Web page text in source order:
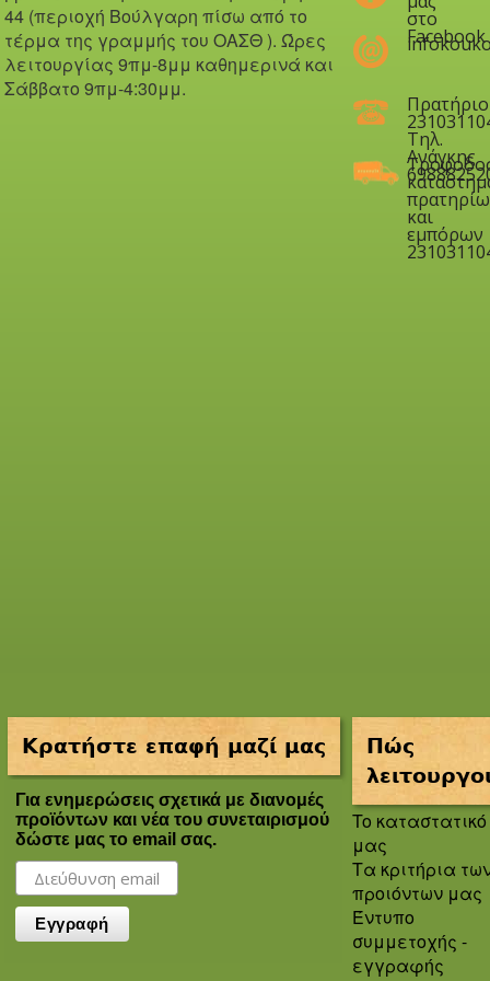
44 (περιοχή Βούλγαρη πίσω από το
τέρμα της γραμμής του ΟΑΣΘ ). Ώρες
λειτουργίας 9πμ-8μμ καθημερινά και
Σάββατο 9πμ-4:30μμ.
στο
Facebook
Πρατήριο
Τηλ.
Ανάγκης
και
εμπόρων
Κρατήστε επαφή μαζί μας
Για ενημερώσεις σχετικά με διανομές
προϊόντων και νέα του συνεταιρισμού
δώστε μας το email σας.
Πώς
To καταστατικό
μας
Τα κριτήρια
προιόντων μας
Έντυπο
συμμετοχής -
εγγραφής